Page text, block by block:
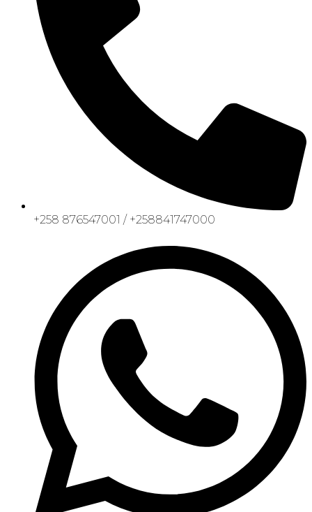
+258 876547001 / +258841747000